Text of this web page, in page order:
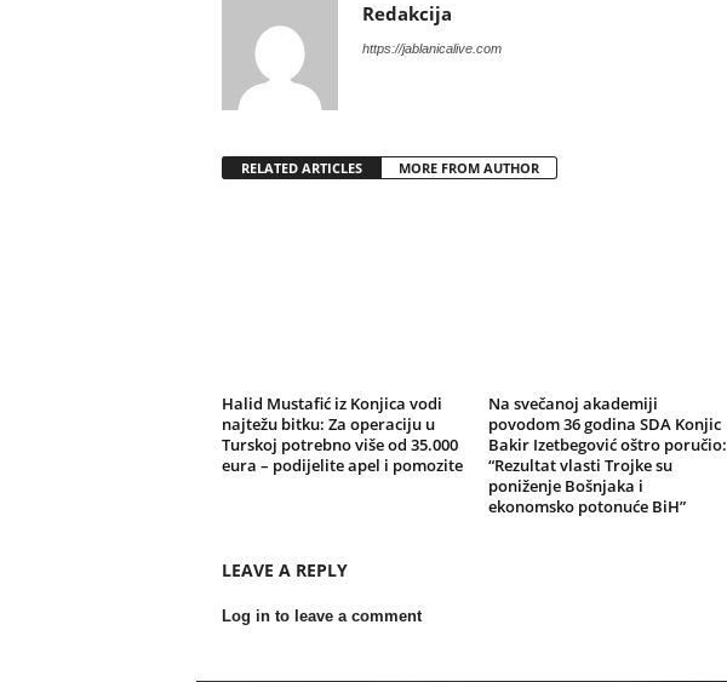
Redakcija
https://jablanicalive.com
RELATED ARTICLES MORE FROM AUTHOR
Halid Mustafić iz Konjica vodi
najtežu bitku: Za operaciju u
Turskoj potrebno više od 35.000
eura – podijelite apel i pomozite
Na svečanoj akademiji
povodom 36 godina SDA Konjic
Bakir Izetbegović oštro poručio:
“Rezultat vlasti Trojke su
poniženje Bošnjaka i
ekonomsko potonuće BiH”
LEAVE A REPLY
Log in to leave a comment